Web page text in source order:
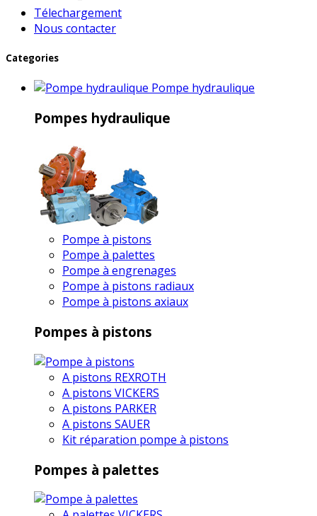
Télechargement
Nous contacter
Categories
Pompe hydraulique
Pompes hydraulique
Pompe à pistons
Pompe à palettes
Pompe à engrenages
Pompe à pistons radiaux
Pompe à pistons axiaux
Pompes à pistons
A pistons REXROTH
A pistons VICKERS
A pistons PARKER
A pistons SAUER
Kit réparation pompe à pistons
Pompes à palettes